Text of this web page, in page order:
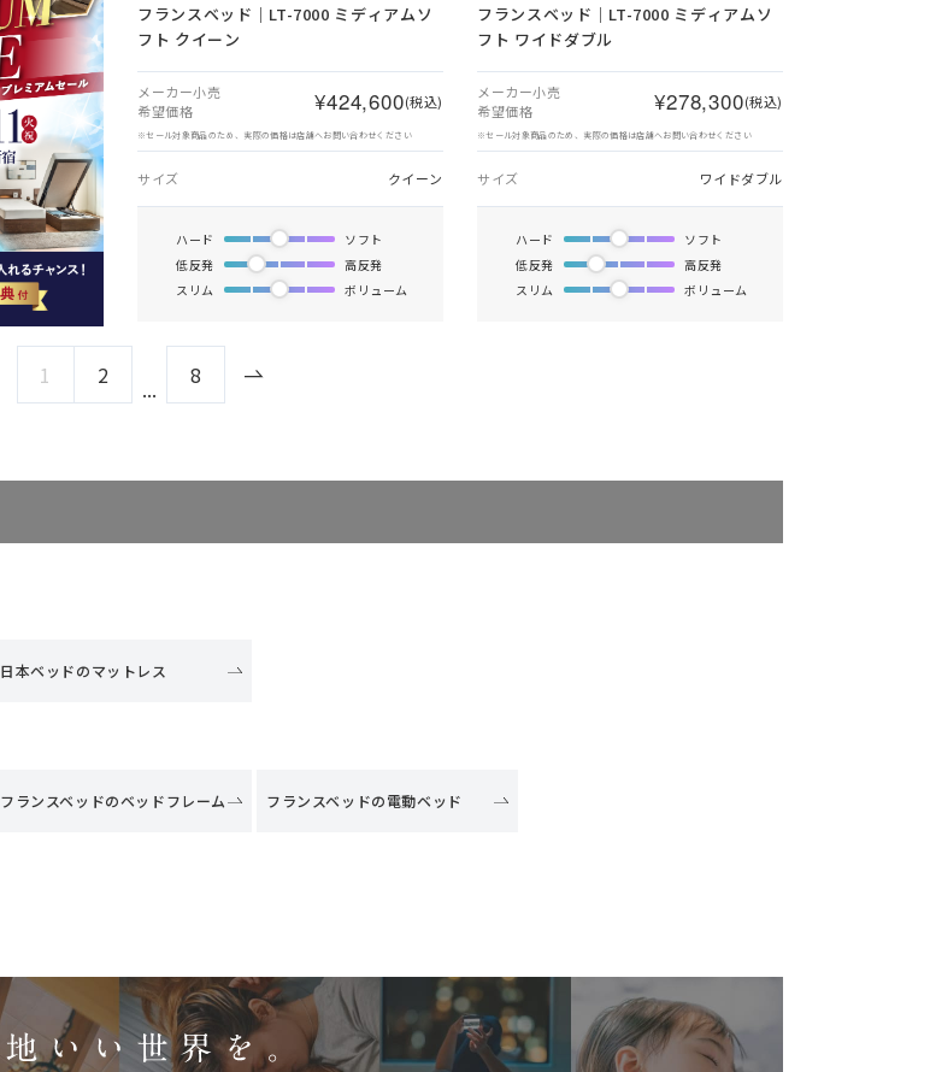
フランスベッド｜LT-7000 ミディアムソ
フト クイーン
メーカー小売
希望価格
¥424,600(税込)
※セール対象商品のため、実際の価格は店舗へお問い合わせください
サイズ クイーン
ハード
ソフト
低反発
高反発
スリム
ボリューム
フランスベッド｜LT-7000 ミディアムソ
フト ワイドダブル
メーカー小売
希望価格
¥278,300(税込)
※セール対象商品のため、実際の価格は店舗へお問い合わせください
サイズ ワイドダブル
ハード
ソフト
低反発
高反発
スリム
ボリューム
1 2 ... 8
日本ベッドのマットレス
フランスベッドのベッドフレーム フランスベッドの電動ベッド